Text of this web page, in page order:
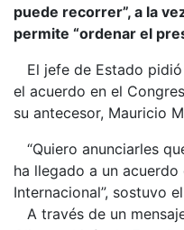
puede recorrer”, a la
permite “ordenar el
El jefe de Estado
el acuerdo en el
su antecesor, Mauricio
“Quiero anunciarles
ha llegado a un
Internacional”, sostuvo
A través de un